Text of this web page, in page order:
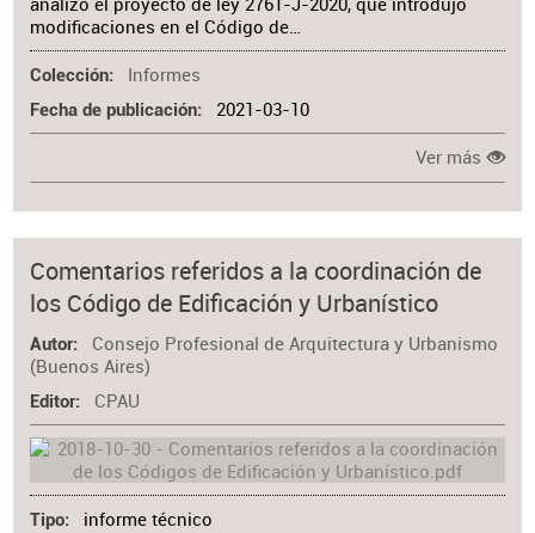
modificaciones en el Código de…
Colección Informes
Fecha de publicación 2021-03-10
Ver más
Comentarios referidos a la coordinación de
los Código de Edificación y Urbanístico
Autor
Consejo Profesional de Arquitectura y Urbanismo
(Buenos Aires)
Editor CPAU
Tipo informe técnico